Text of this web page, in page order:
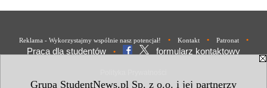
Grupa StudentNews.pl Sp. z o.o. i jej partnerzy
Reklama - Wykorzystajmy wspólnie nasz potencjał! • Kontakt • Patronat •
Praca dla studentów • formularz kontaktowy